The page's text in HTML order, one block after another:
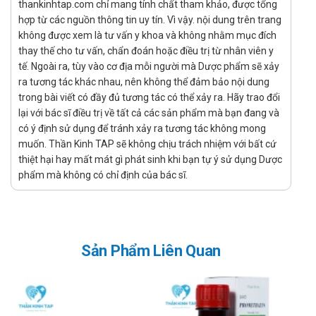
Dùng thuốc Trifungi 100mg theo đường uống.
Liều dùng:
Điều trị bệnh nhiễm nấm nội tạng:
Nhiễm Aspergillus: Sử dụng thuốc mỗi lần một viên,
ngày sử dụng hai lần. Điều trị trong vòng 2-5 tháng.
Với trường hợp bệnh lan tỏa thì có thể tăng liều
lượng sử dụng lên mỗi lần hai viên, uống ngày 2 lần.
Nhiễm nấm Candida: Sử dụng mỗi ngày một lần,
uống 1-2 viên, uống thuốc trong vòng 3 tuần đến 7
tháng.
Nhiễm nấm Cryptococcus ngoài màng não: uống
Viêm màng não do Cryptococcus: uống 2 viên/ lần,
mỗi ngày uống 2 lần. Sử dụng thuốc với liều để duy
Nhiễm Histoplasma: mỗi ngày uống 1-2 lần, mỗi lần
uống 2 viên. Sử dụng thuốc trong khoảng thời gian
thankinhtap.com chỉ mang tính chất tham khảo, được tổng
hợp từ các nguồn thông tin uy tín. Vì vậy. nội dung trên trang
không được xem là tư vấn y khoa và không nhằm mục đích
thay thế cho tư vấn, chẩn đoán hoặc điều trị từ nhân viên y
tế. Ngoài ra, tùy vào cơ địa mỗi người mà Dược phẩm sẽ xảy
ra tương tác khác nhau, nên không thể đảm bảo nội dung
trong bài viết có đầy đủ tương tác có thể xảy ra. Hãy trao đổi
lại với bác sĩ điều trị về tất cả các sản phẩm mà bạn đang và
có ý định sử dụng để tránh xảy ra tương tác không mong
muốn. Thần Kinh TAP sẽ không chịu trách nhiệm với bất cứ
thiệt hại hay mất mát gì phát sinh khi bạn tự ý sử dụng Dược
phẩm mà không có chỉ định của bác sĩ.
Sản Phẩm Liên Quan